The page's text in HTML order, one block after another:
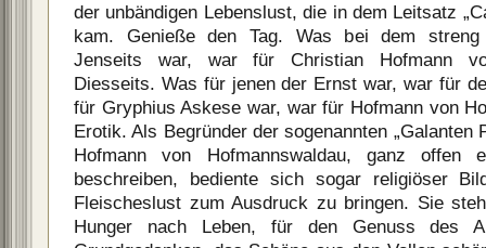
der unbändigen Lebenslust, die in dem Leitsatz
kam. Genieße den Tag. Was bei dem streng
Jenseits war, war für Christian Hofmann
Diesseits. Was für jenen der Ernst war, war für
für Gryphius Askese war, war für Hofmann von
Erotik. Als Begründer der sogenannten „Galanten
Hofmann von Hofmannswaldau, ganz offen
beschreiben, bediente sich sogar religiöser
Fleischeslust zum Ausdruck zu bringen. Sie
Hunger nach Leben, für den Genuss des